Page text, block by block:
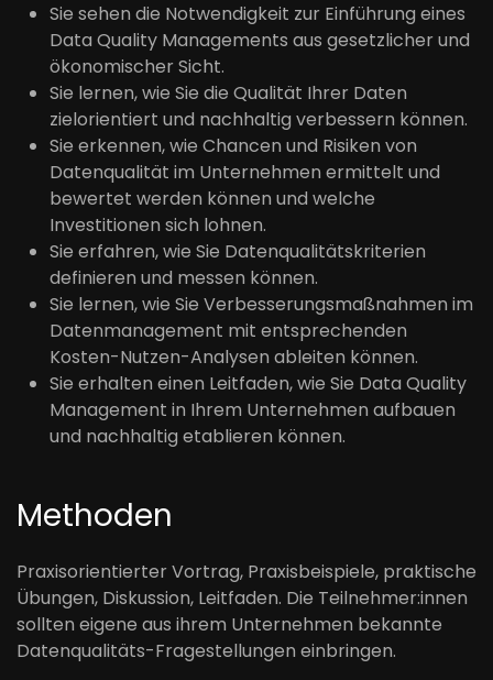
Sie sehen die Notwendigkeit zur Einführung eines
Data Quality Managements aus gesetzlicher und
ökonomischer Sicht.
Sie lernen, wie Sie die Qualität Ihrer Daten
zielorientiert und nachhaltig verbessern können.
Sie erkennen, wie Chancen und Risiken von
Datenqualität im Unternehmen ermittelt und
bewertet werden können und welche
Investitionen sich lohnen.
Sie erfahren, wie Sie Datenqualitätskriterien
definieren und messen können.
Sie lernen, wie Sie Verbesserungsmaßnahmen im
Datenmanagement mit entsprechenden
Kosten-Nutzen-Analysen ableiten können.
Sie erhalten einen Leitfaden, wie Sie Data Quality
Management in Ihrem Unternehmen aufbauen
und nachhaltig etablieren können.
Methoden
Praxisorientierter Vortrag, Praxisbeispiele, praktische
Übungen, Diskussion, Leitfaden. Die Teilnehmer:innen
sollten eigene aus ihrem Unternehmen bekannte
Datenqualitäts-Fragestellungen einbringen.